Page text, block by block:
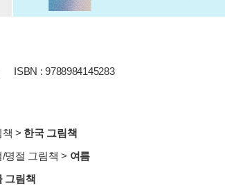
ISBN : 9788984145283
책 > 한국 그림책
/명절 그림책 > 여름
그림책